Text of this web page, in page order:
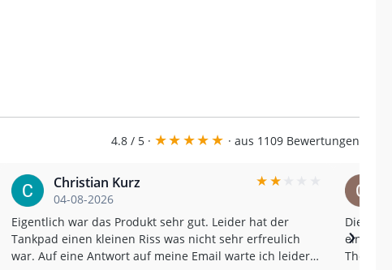
4.8 / 5 · ★★★★★ · aus 1109 Bewertungen
Christian Kurz
04-08-2026
★★
Eigentlich war das Produkt sehr gut. Leider hat der
Tankpad einen kleinen Riss was nicht sehr erfreulich
war. Auf eine Antwort auf meine Email warte ich leider
Die
einen wirklich
The
›